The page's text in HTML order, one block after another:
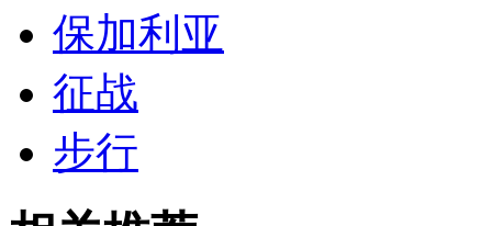
保加利亚
征战
步行